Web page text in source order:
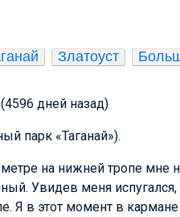
Златоуст
дней назад)
парк «Таганай»).
на нижней тропе мне
Увидев меня
Я в этот момент в